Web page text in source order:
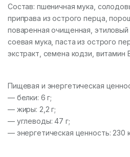
Состав: пшеничная мука,
приправа из острого перца,
поваренная очищенная,
соевая мука, паста из острого
экстракт, семена кодзи, витамин
Пищевая и энергетическая
— белки: 6 г;
— жиры: 2,2 г;
— углеводы: 47 г;
— энергетическая ценность: 230